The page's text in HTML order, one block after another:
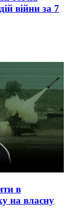
війни за 7
в
на власну